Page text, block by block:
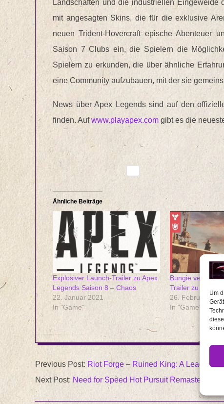
Um
Landschaften und die industriellen
mit angesagten Skins, die für die exklusive
neuen Trident-Hovercraft epische Abenteuer
Saison 7 Clubs ein, die Spielern die
Spielern zu erkunden, die über ähnliche
eine Community aufzubauen, mit der sie
News über Apex Legends sind auf den
finden. Aufwww.playapex.com gibt es die
Ähnliche Beiträge
Explosiver Launch-Trailer zu Apex
Legends Saison 8 – Chaos
22. Januar 2021
In "Game"
Bungie
Trailer zu Destiny
26. Februar 2023
In "Game"
2020-
11-
01
Previous Post: Riot Forge – Ruined King: A League
Next Post: Need for Speed Hot Pursuit Remastered